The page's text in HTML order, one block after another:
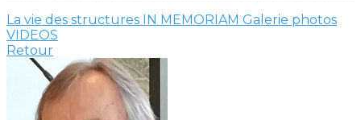
La vie des structures IN MEMORIAM Galerie photos
VIDEOS
Retour